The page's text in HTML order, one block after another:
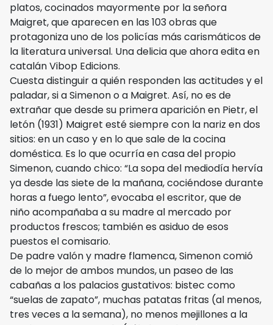
platos, cocinados mayormente por la señora
Maigret, que aparecen en las 103 obras que
protagoniza uno de los policías más carismáticos de
la literatura universal. Una delicia que ahora edita en
catalán Vibop Edicions.
Cuesta distinguir a quién responden las actitudes y el
paladar, si a Simenon o a Maigret. Así, no es de
extrañar que desde su primera aparición en Pietr, el
letón (1931) Maigret esté siempre con la nariz en dos
sitios: en un caso y en lo que sale de la cocina
doméstica. Es lo que ocurría en casa del propio
Simenon, cuando chico: “La sopa del mediodía hervía
ya desde las siete de la mañana, cociéndose durante
horas a fuego lento”, evocaba el escritor, que de
niño acompañaba a su madre al mercado por
productos frescos; también es asiduo de esos
puestos el comisario.
De padre valón y madre flamenca, Simenon comió
de lo mejor de ambos mundos, un paseo de las
cabañas a los palacios gustativos: bistec como
“suelas de zapato”, muchas patatas fritas (al menos,
tres veces a la semana), no menos mejillones a la